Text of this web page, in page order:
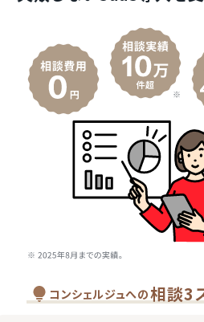
コンシェルジュへの相談3